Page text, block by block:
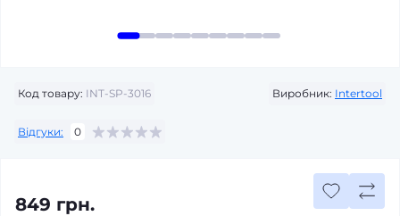
Код товару: INT-SP-3016 Виробник: Intertool
Відгуки: 0
849 грн.